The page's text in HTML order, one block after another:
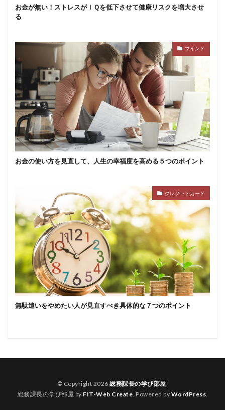
お金が無い！ストレスがＩＱを低下させて健康リスクを増大させ
る
マインド
お金の使い方を見直して、人生の幸福度を高める５つのポイント
クレジットカード
無駄遣いをやめたい人が見直すべき具体的な７つのポイント
© Copyright 2026総務課長の学び部屋.
総務課長の学び部屋 by FIT-Web Create. Powered by WordPress.